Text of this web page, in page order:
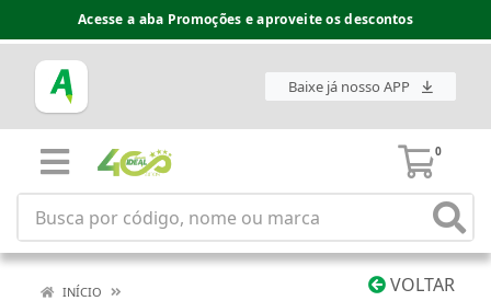
Acesse a aba Promoções e aproveite os descontos
Baixe já nosso APP
0
VOLTAR
INÍCIO